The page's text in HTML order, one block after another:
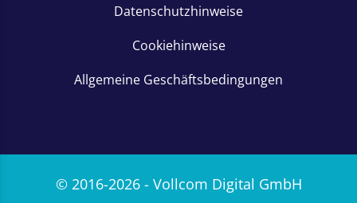
Datenschutzhinweise
Cookiehinweise
Allgemeine Geschäftsbedingungen
© 2016-2026 - Vollcom Digital GmbH